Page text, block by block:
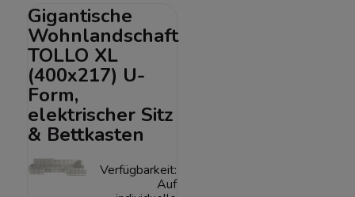
Gigantische
Wohnlandschaft
TOLLO XL
(400x217) U-
Form,
elektrischer Sitz
& Bettkasten
Verfügbarkeit:
Auf